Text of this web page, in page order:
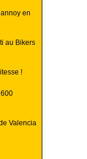
en
au Bikers
!
Valencia